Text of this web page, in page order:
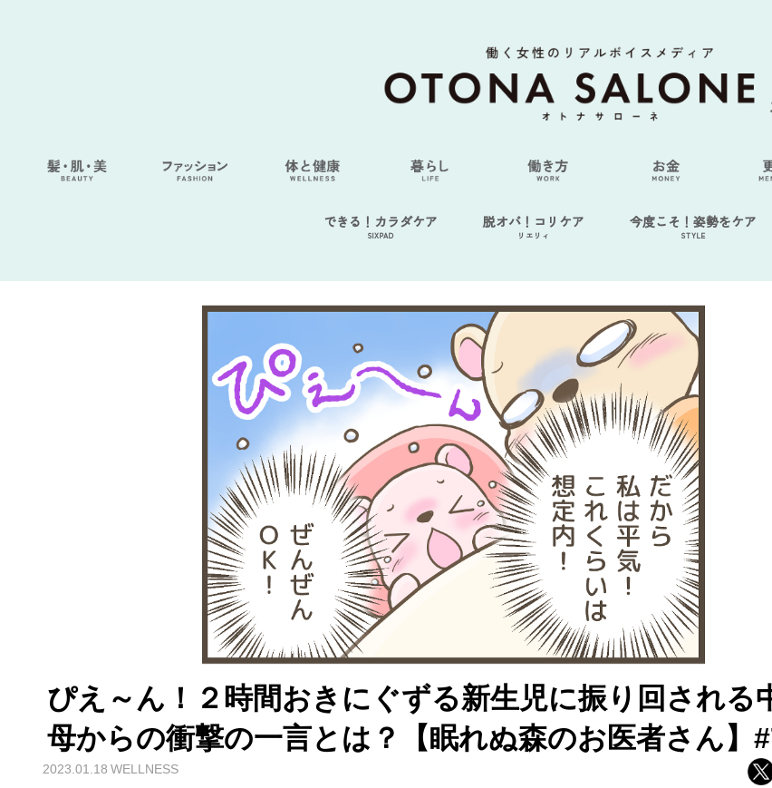
できる！カラダケア
SIXPAD
脱オバ！コリケア
リエリィ
今度こそ！姿勢をケア
STYLE
ぴえ～ん！２時間おきにぐずる新生児に振り回される
母からの衝撃の一言とは？【眠れぬ森のお医者さん】
2023.01.18 WELLNESS